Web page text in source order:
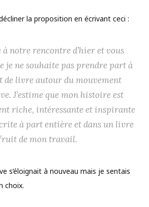
la proposition en écrivant ceci :
à notre rencontre d’hier et vous
je ne souhaite pas prendre part à
de livre autour du mouvement
J’estime que mon histoire est
riche, intéressante et inspirante
à part entière et dans un livre
de mon travail.
s’éloignait à nouveau mais je sentais
choix.